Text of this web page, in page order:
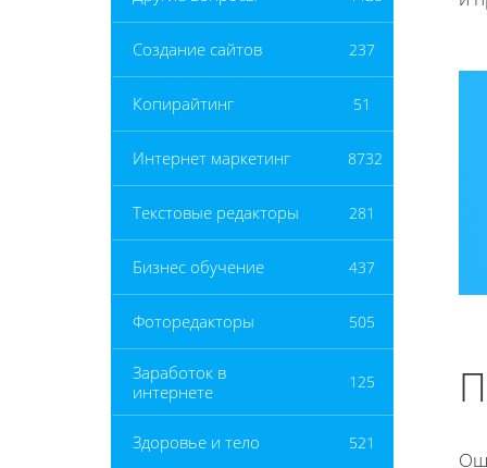
Создание сайтов 237
Копирайтинг 51
Интернет маркетинг 8732
Текстовые редакторы 281
Бизнес обучение 437
Фоторедакторы 505
Заработок в
интернете
125
Здоровье и тело 521